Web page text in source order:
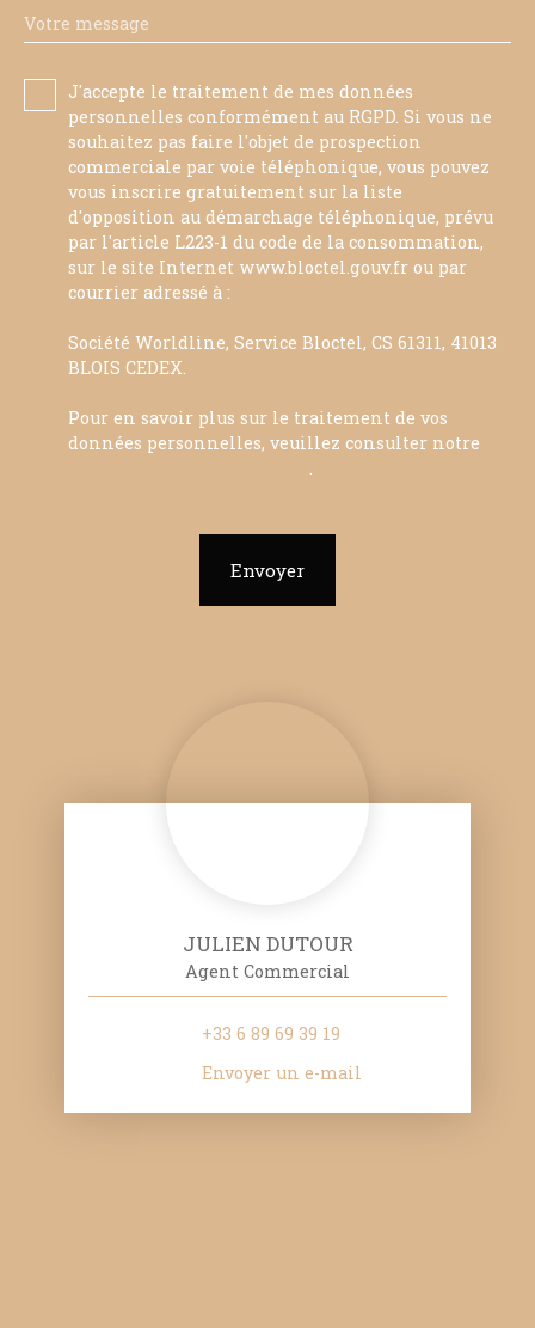
Votre message
J'accepte le traitement de mes données
personnelles conformément au RGPD. Si vous ne
souhaitez pas faire l'objet de prospection
commerciale par voie téléphonique, vous pouvez
vous inscrire gratuitement sur la liste
d'opposition au démarchage téléphonique, prévu
par l'article L223-1 du code de la consommation,
sur le site Internet www.bloctel.gouv.fr ou par
courrier adressé à :
Société Worldline, Service Bloctel, CS 61311, 41013
BLOIS CEDEX.
Pour en savoir plus sur le traitement de vos
données personnelles, veuillez consulter notre
Envoyer
JULIEN DUTOUR
Agent Commercial
+33 6 89 69 39 19
Envoyer un e-mail